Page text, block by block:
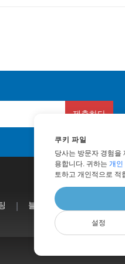
제출하다
| 블로그
쿠키 파일
당사는 방문자 경험을
용합니다. 귀하는 개인
토하고 개인적으로 적
설정